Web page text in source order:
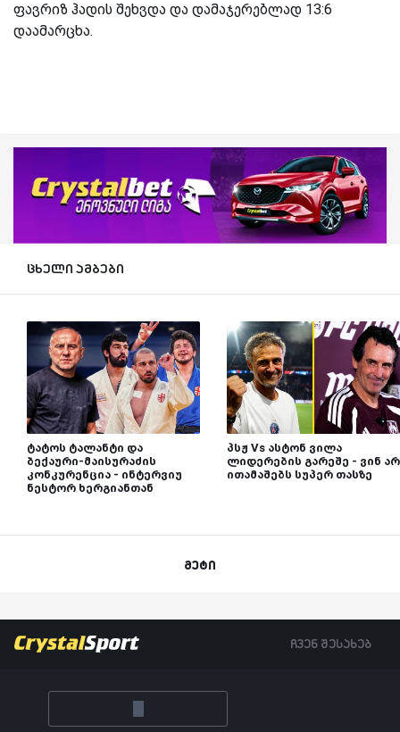
ფავრიზ ჰადის შეხვდა და დამაჯერებლად 13:6
დაამარცხა.
ცხელი ამბები
ტატოს ტალანტი და
ბექაური-მაისურაძის
კონკურენცია - ინტერვიუ
ნესტორ ხერგიანთან
პსჟ Vs ასტონ ვილა
ლიდერების გარეშე - ვინ არ
ითამაშებს სუპერ თასზე
მეტი
ჩვენ შესახებ